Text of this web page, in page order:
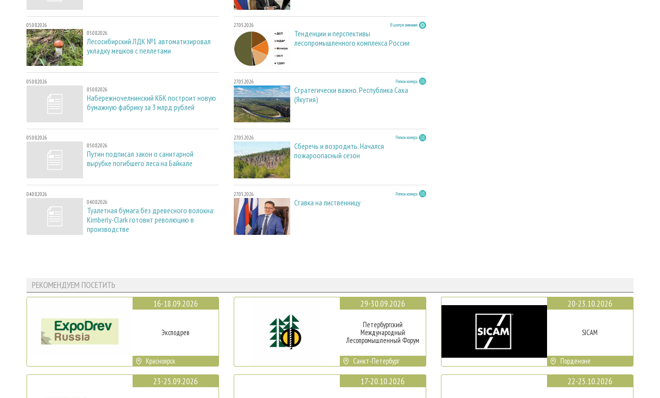
05.08.2026
05.08.2026
Лесосибирский ЛДК №1 автоматизировал
укладку мешков с пеллетами
05.08.2026
05.08.2026
Набережночелнинский КБК построит новую
бумажную фабрику за 3 млрд рублей
05.08.2026
05.08.2026
Путин подписал закон о санитарной
вырубке погибшего леса на Байкале
04.08.2026
04.08.2026
Туалетная бумага без древесного волокна:
Kimberly-Clark готовит революцию в
производстве
27.05.2026 В центре внимания
Тенденции и перспективы
лесопромышленного комплекса России
27.05.2026 Регион номера
Стратегически важно. Республика Саха
(Якутия)
27.05.2026 Регион номера
Сберечь и возродить. Начался
пожароопасный сезон
27.05.2026 Регион номера
Ставка на лиственницу
РЕКОМЕНДУЕМ ПОСЕТИТЬ
16-18.09.2026
Эксподрев
Красноярск
23-25.09.2026
29-30.09.2026
Петербургский
Международный
Лесопромышленный Форум
Санкт-Петербург
17-20.10.2026
20-23.10.2026
SICAM
Порденоне
22-25.10.2026